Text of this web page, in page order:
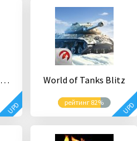
Drag Racing: Уличные гонки
UPD
World of Tanks Blitz
рейтинг 82% UPD